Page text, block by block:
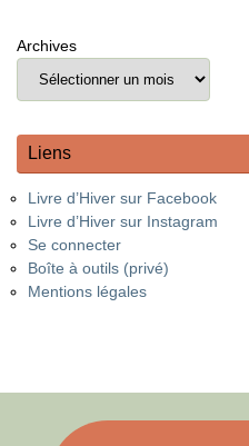
Archives
Liens
Livre d’Hiver sur Facebook
Livre d’Hiver sur Instagram
Se connecter
Boîte à outils (privé)
Mentions légales